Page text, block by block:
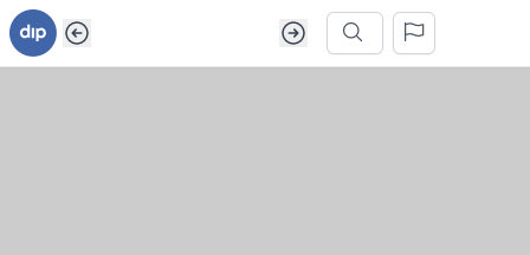
Ga naar inhoud van webarchief
Zoek in dit webarchief